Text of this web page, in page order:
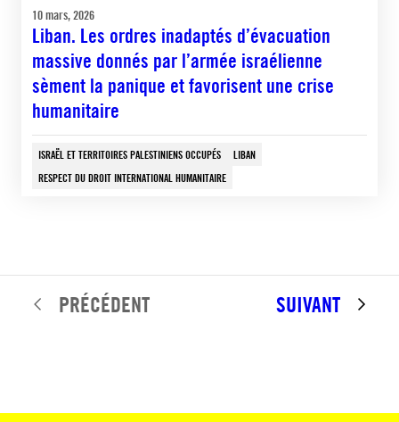
10 mars, 2026
Liban. Les ordres inadaptés d’évacuation
massive donnés par l’armée israélienne
sèment la panique et favorisent une crise
humanitaire
ISRAËL ET TERRITOIRES PALESTINIENS OCCUPÉS
LIBAN
RESPECT DU DROIT INTERNATIONAL HUMANITAIRE
PRÉCÉDENT SUIVANT